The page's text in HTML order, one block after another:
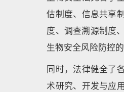
估制度、信息共享
度、调查溯源制度
生物安全风险防控的
同时，法律健全了
术研究、开发与应